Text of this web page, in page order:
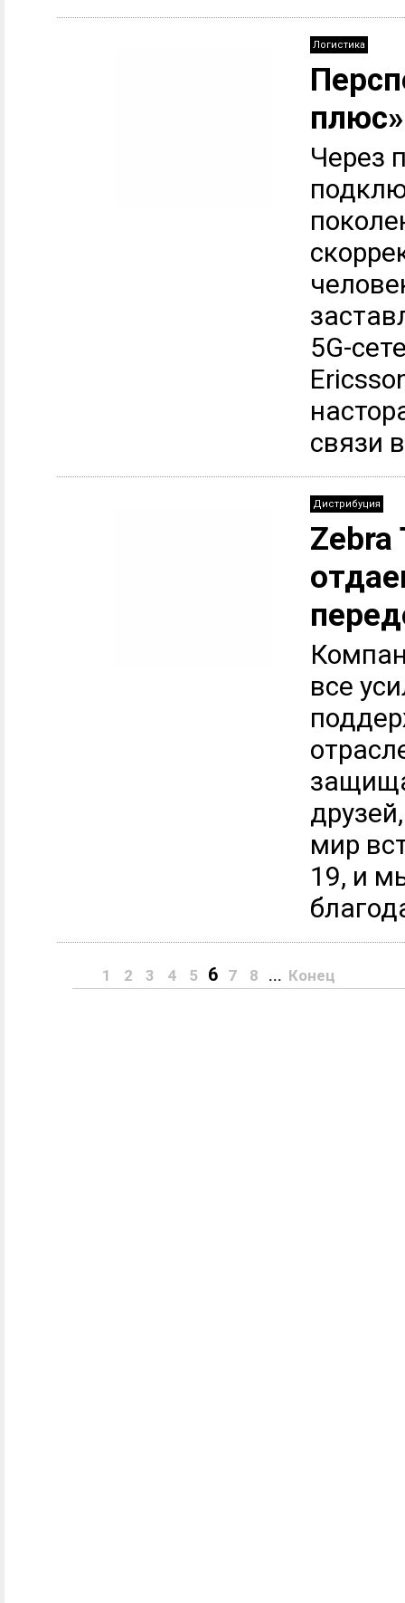
Логистика
плюс»
Через
5G-
связи
Дистрибуция
Zebra
все
мир
19, и
1 2 3 4 5 6 7 8 ... Конец